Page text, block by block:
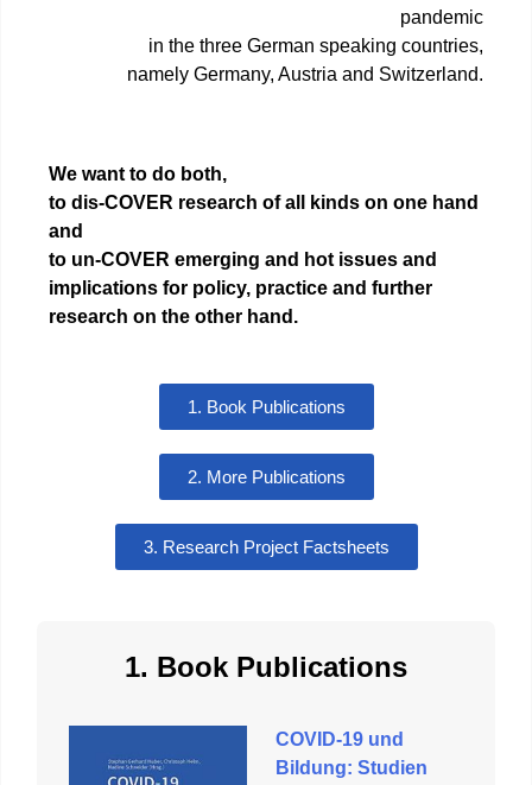
pandemic
in the three German speaking countries,
namely Germany, Austria and Switzerland.
We want to do both,
to dis-COVER research of all kinds on one hand
and
to un-COVER emerging and hot issues and
implications for policy, practice and further
research on the other hand.
1. Book Publications
2. More Publications
3. Research Project Factsheets
1. Book Publications
COVID-19 und
Bildung: Studien